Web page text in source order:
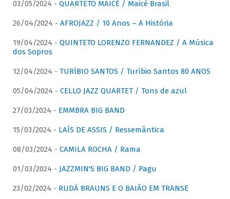
03/05/2024 - QUARTETO MAICÉ / Maicé Brasil
26/04/2024 - AFROJAZZ / 10 Anos – A História
19/04/2024 - QUINTETO LORENZO FERNANDEZ / A Música
dos Sopros
12/04/2024 - TURÍBIO SANTOS / Turíbio Santos 80 ANOS
05/04/2024 - CELLO JAZZ QUARTET / Tons de azul
27/03/2024 - EMMBRA BIG BAND
15/03/2024 - LAÍS DE ASSIS / Ressemântica
08/03/2024 - CAMILA ROCHA / Rama
01/03/2024 - JAZZMIN'S BIG BAND / Pagu
23/02/2024 - RUDÁ BRAUNS E O BAIÃO EM TRANSE